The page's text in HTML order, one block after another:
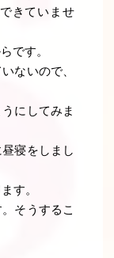
きていませ
です。
ないので、
にしてみま
寝をしまし
す。
そうするこ